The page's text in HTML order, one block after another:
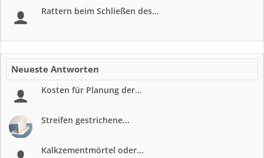
Rattern beim Schließen des...
Neueste Antworten
Kosten für Planung der...
Streifen gestrichene...
Kalkzementmörtel oder...